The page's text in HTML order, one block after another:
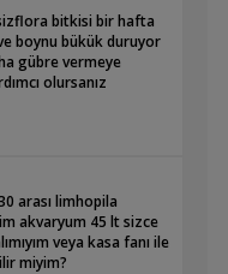
bitkisi bir hafta
boynu bükük duruyor
gübre vermeye
olursanız
arası limhopila
akvaryum 45 lt sizce
veya kasa fanı ile
miyim?